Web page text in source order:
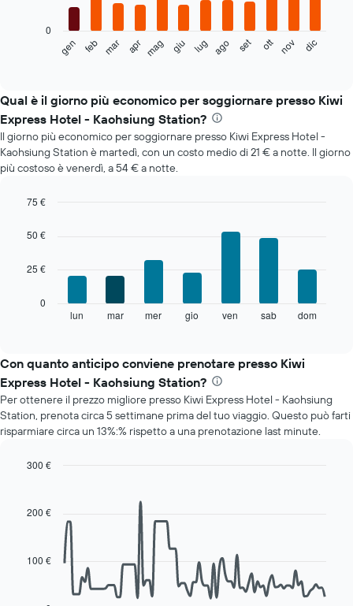
seguente
il
prezzo
medio
di
una
camera
mese
grafico
asse
Il
grafico
ha
1
asse
indicare
medio
camera
gen feb mar apr mag giu lug ago set ott nov dic
0
Qual è il giorno più economico per soggiornare presso Kiwi
Express Hotel - Kaohsiung Station?
Il giorno più economico per soggiornare presso Kiwi Express Hotel -
Kaohsiung Station è martedì, con un costo medio di 21 € a notte. Il giorno
più costoso è venerdì, a 54 € a notte.
chart
bars.
il
prezzo
medio
di
una
camera
ogni
settimana
ha
graphic.
lun mar mer gio ven sab dom
0
25 €
50 €
75 €
Con quanto anticipo conviene prenotare presso Kiwi
Express Hotel - Kaohsiung Station?
Per ottenere il prezzo migliore presso Kiwi Express Hotel - Kaohsiung
Station, prenota circa 5 settimane prima del tuo viaggio. Questo può farti
risparmiare circa un 13%:% rispetto a una prenotazione last minute.
with
90
100 €
200 €
300 €